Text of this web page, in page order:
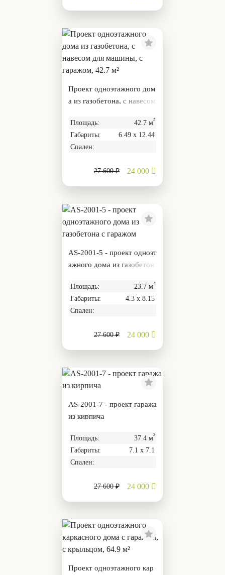
Проект одноэтажного дом
а из газобетона, с навесом
2.7 м²
Площадь: 42.7 м²
Габариты:
6.49 х 12.44
Спален:
27 600 ₽ 24 000
AS-2001-5 - проект одноэт
ажного дома из газобетон
Площадь: 23.7 м²
Габариты:
4.3 х 8.15
Спален:
27 600 ₽ 24 000
AS-2001-7 - проект гаража
из кирпича
Площадь: 37.4 м²
Габариты:
7.1 х 7.1
Спален:
27 600 ₽ 24 000
Проект одноэтажного кар